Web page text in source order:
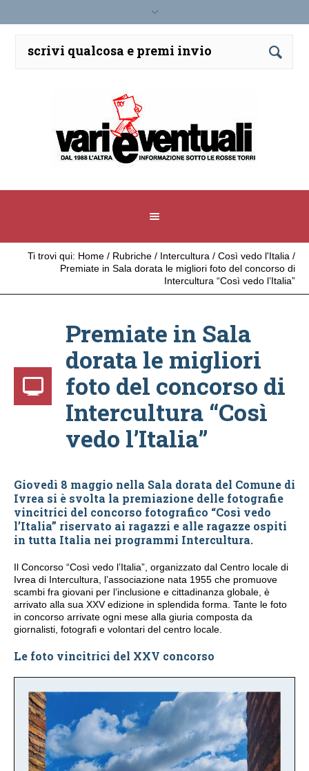
Ti trovi qui: Home / Rubriche / Intercultura / Così vedo l'Italia /
Premiate in Sala dorata le migliori foto del concorso di
Intercultura “Così vedo l’Italia”
Premiate in Sala
dorata le migliori
foto del concorso di
Intercultura “Così
vedo l’Italia”
Giovedì 8 maggio nella Sala dorata del Comune di
Ivrea si è svolta la premiazione delle fotografie
vincitrici del concorso fotografico “Così vedo
l’Italia” riservato ai ragazzi e alle ragazze ospiti
in tutta Italia nei programmi Intercultura.
Il Concorso “Così vedo l’Italia”, organizzato dal Centro locale di
Ivrea di Intercultura, l’associazione nata 1955 che promuove
scambi fra giovani per l’inclusione e cittadinanza globale, è
arrivato alla sua XXV edizione in splendida forma. Tante le foto
in concorso arrivate ogni mese alla giuria composta da
giornalisti, fotografi e volontari del centro locale.
Le foto vincitrici del XXV concorso